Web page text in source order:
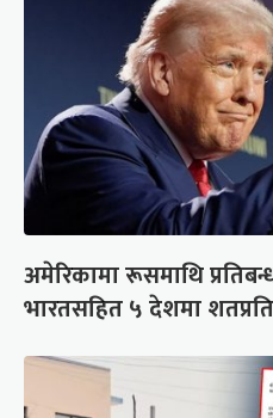
अमेरिकामा रूसमाथि
भारतसहित ५ देशमा